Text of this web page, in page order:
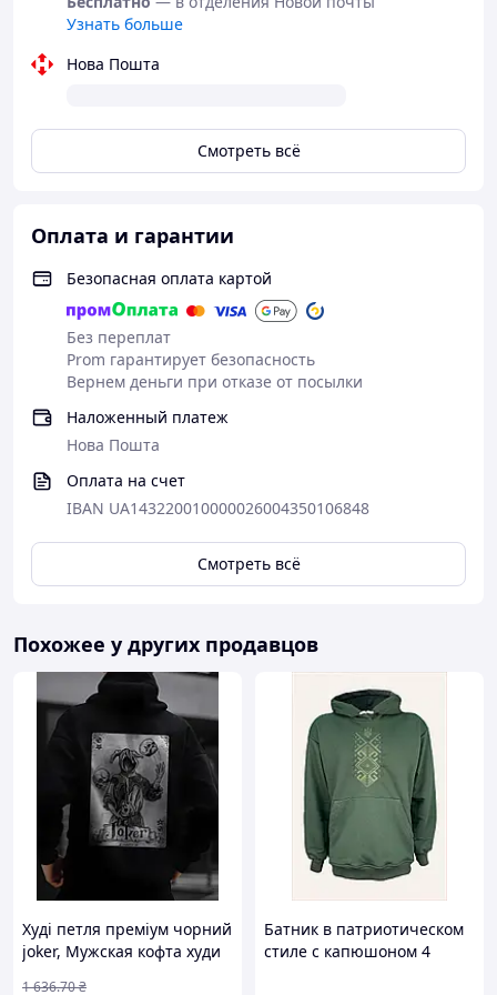
Узнать больше
Нова Пошта
Смотреть всё
Оплата и гарантии
Безопасная оплата картой
Без переплат
Prom гарантирует безопасность
Вернем деньги при отказе от посылки
Наложенный платеж
Нова Пошта
Оплата на счет
IBAN UA143220010000026004350106848
Смотреть всё
Похожее у других продавцов
Худі петля преміум чорний
joker, Мужская кофта худи
1 636.70₴
Батник в патриотическом
стиле с капюшоном 4